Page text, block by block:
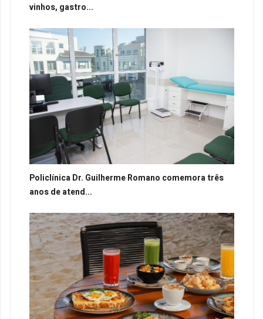
vinhos, gastro...
Policlínica Dr. Guilherme Romano comemora três
anos de atend...